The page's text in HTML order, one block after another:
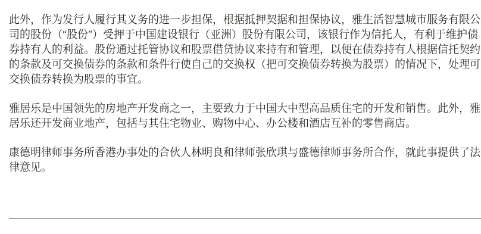
此外，作为发行人履行其义务的进一步担保，根据抵押契据和担保协议，雅生活智慧城市服务有限公
司的股份（“股份”）受押于中国建设银行（亚洲）股份有限公司，该银行作为信托人，有利于维护债
券持有人的利益。股份通过托管协议和股票借贷协议来持有和管理，以便在债券持有人根据信托契约
的条款及可交换债券的条款和条件行使自己的交换权（把可交换债券转换为股票）的情况下，处理可
交换债券转换为股票的事宜。
雅居乐是中国领先的房地产开发商之一，主要致力于中国大中型高品质住宅的开发和销售。此外，雅
居乐还开发商业地产，包括与其住宅物业、购物中心、办公楼和酒店互补的零售商店。
康德明律师事务所香港办事处的合伙人林明良和律师张欣琪与盛德律师事务所合作，就此事提供了法
律意见。